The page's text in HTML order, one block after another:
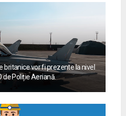
britanice vor fi prezente la nivel
de Poliție Aeriană.